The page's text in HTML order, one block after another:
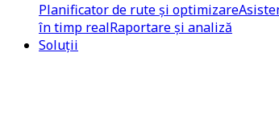
Planificator de rute și optimizare
în timp realRaportare și analiză
Soluții